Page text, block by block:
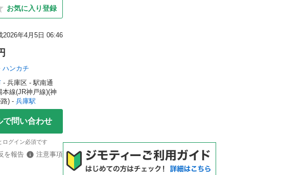
お気に入り登録
2026年4月5日 06:46
ハンカチ
- 兵庫区 - 駅南通
本線(JR神戸線)(神
路) - 兵庫駅
で問い合わせ
グイン必須です
を報告
注意事項